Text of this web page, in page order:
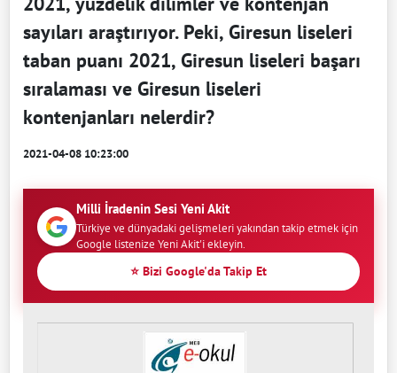
sayıları araştırıyor. Peki, Giresun liseleri
taban puanı 2021, Giresun liseleri başarı
sıralaması ve Giresun liseleri
kontenjanları nelerdir?
2021-04-08 10:23:00
Milli İradenin Sesi Yeni Akit
Türkiye ve dünyadaki gelişmeleri yakından takip etmek için
Google listenize Yeni Akit'i ekleyin.
⭐ Bizi Google'da Takip Et